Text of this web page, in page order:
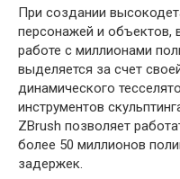
При создании
персонажей и объектов,
работе с миллионами
выделяется за счет
динамического
инструментов
ZBrush позволяет
более 50 миллионов
задержек.